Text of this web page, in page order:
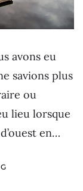
avons eu
savions plus
ou
lieu lorsque
en…